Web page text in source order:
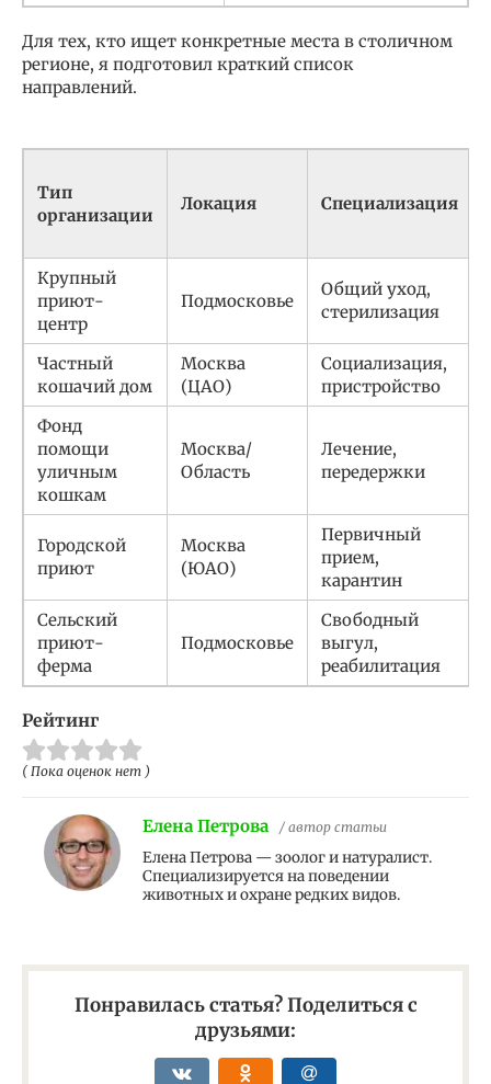
Для тех, кто ищет конкретные места в столичном
регионе, я подготовил краткий список
направлений.
Тип
организации
Локация Специализация
Крупный
приют-
центр
Подмосковье
Общий уход,
стерилизация
Частный
кошачий дом
Москва
(ЦАО)
Социализация,
пристройство
Фонд
помощи
уличным
кошкам
Москва/
Область
Лечение,
передержки
Городской
приют
Москва
(ЮАО)
Первичный
прием,
карантин
Сельский
приют-
ферма
Подмосковье
Свободный
выгул,
реабилитация
Рейтинг
( Пока оценок нет )
Елена Петрова / автор статьи
Елена Петрова — зоолог и натуралист.
Специализируется на поведении
животных и охране редких видов.
Понравилась статья? Поделиться с
друзьями: